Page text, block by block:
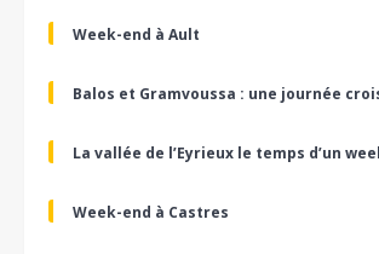
Week-end à Ault
Balos et Gramvoussa : une journée
La vallée de l’Eyrieux le temps d’un
Week-end à Castres